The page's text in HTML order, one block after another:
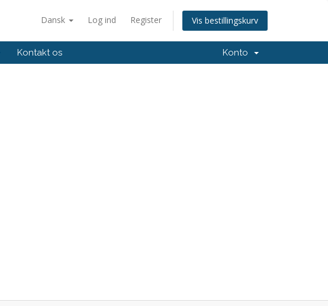
Dansk Log ind Register Vis bestillingskurv
Kontakt os Konto